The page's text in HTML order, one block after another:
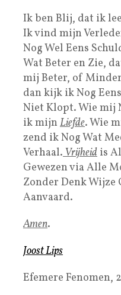
Ik ben Blij, dat ik
Ik vind mijn
Nog Wel Eens
Wat Beter en Zie,
mij Beter, of
dan kijk ik Nog
Niet Klopt. Wie mij
ik mijn Liefde. Wie
zend ik Nog Wat
Verhaal.Vrijheid is
Gewezen via Alle
Zonder Denk
Aanvaard.
Amen.
Joost Lips
Efemere Fenomen,